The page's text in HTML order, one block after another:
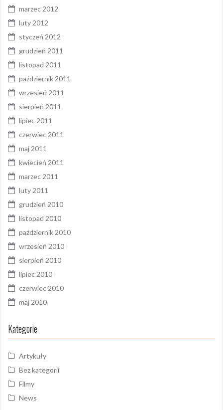
marzec 2012
luty 2012
styczeń 2012
grudzień 2011
listopad 2011
październik 2011
wrzesień 2011
sierpień 2011
lipiec 2011
czerwiec 2011
maj 2011
kwiecień 2011
marzec 2011
luty 2011
grudzień 2010
listopad 2010
październik 2010
wrzesień 2010
sierpień 2010
lipiec 2010
czerwiec 2010
maj 2010
Kategorie
Artykuły
Bez kategorii
Filmy
News